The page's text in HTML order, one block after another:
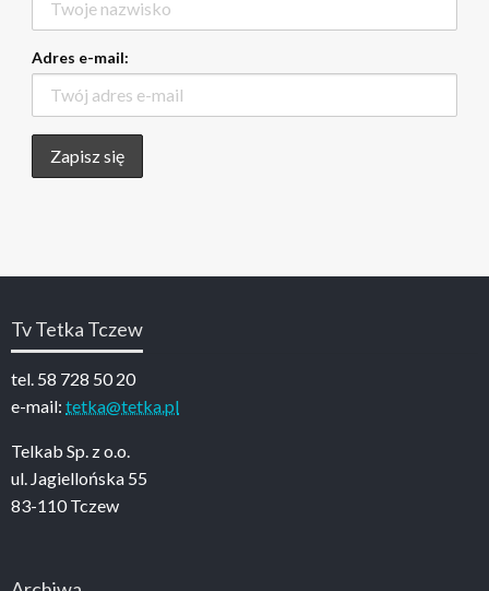
Adres e-mail:
Tv Tetka Tczew
tel. 58 728 50 20
e-mail: tetka@tetka.pl
Telkab Sp. z o.o.
ul. Jagiellońska 55
83-110 Tczew